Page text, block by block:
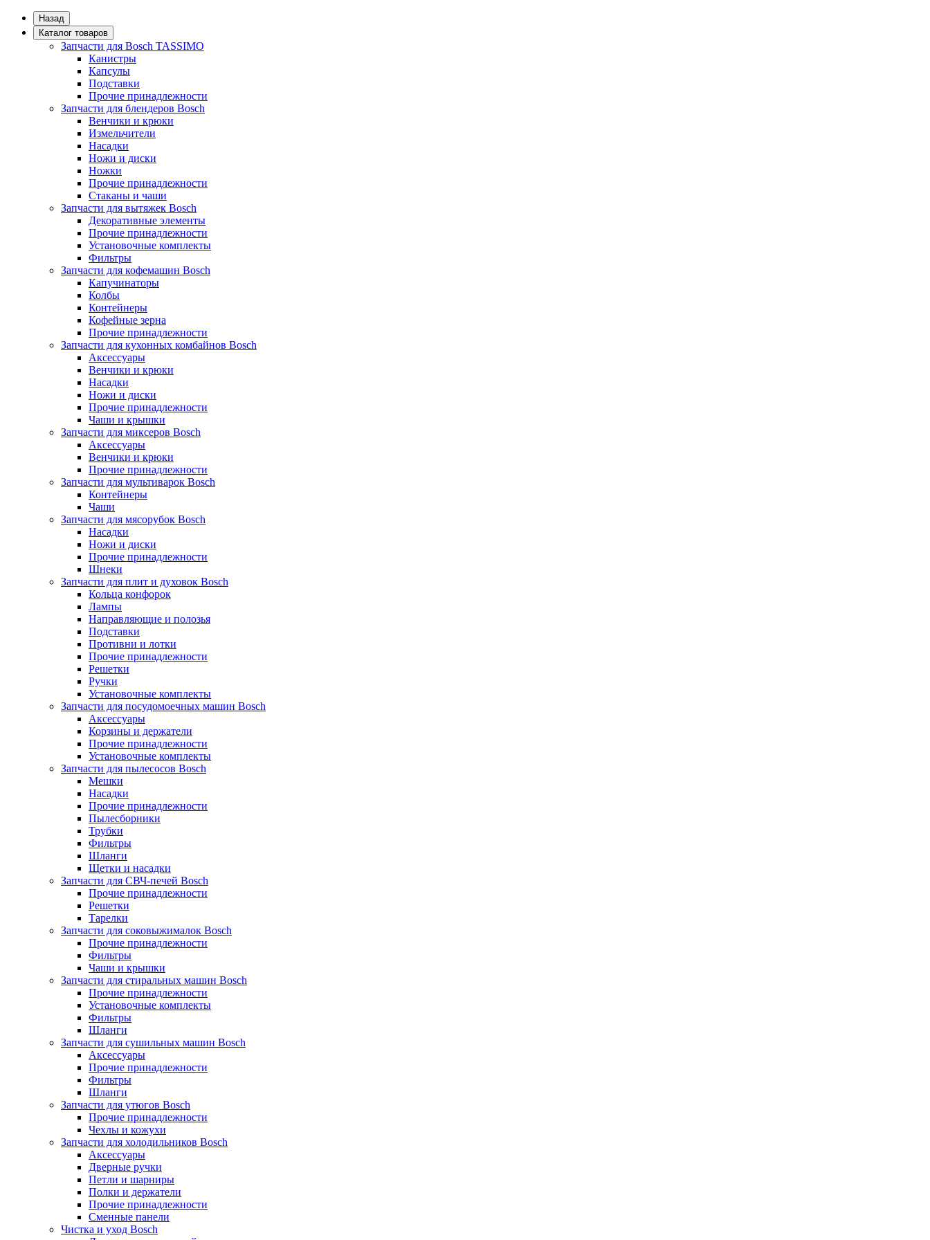
Назад
Каталог товаров
Запчасти для Bosch TASSIMO
Канистры
Капсулы
Подставки
Прочие принадлежности
Запчасти для блендеров Bosch
Венчики и крюки
Измельчители
Насадки
Ножи и диски
Ножки
Прочие принадлежности
Стаканы и чаши
Запчасти для вытяжек Bosch
Декоративные элементы
Прочие принадлежности
Установочные комплекты
Фильтры
Запчасти для кофемашин Bosch
Капучинаторы
Колбы
Контейнеры
Кофейные зерна
Прочие принадлежности
Запчасти для кухонных комбайнов Bosch
Аксессуары
Венчики и крюки
Насадки
Ножи и диски
Прочие принадлежности
Чаши и крышки
Запчасти для миксеров Bosch
Аксессуары
Венчики и крюки
Прочие принадлежности
Запчасти для мультиварок Bosch
Контейнеры
Чаши
Запчасти для мясорубок Bosch
Насадки
Ножи и диски
Прочие принадлежности
Шнеки
Запчасти для плит и духовок Bosch
Кольца конфорок
Лампы
Направляющие и полозья
Подставки
Противни и лотки
Прочие принадлежности
Решетки
Ручки
Установочные комплекты
Запчасти для посудомоечных машин Bosch
Аксессуары
Корзины и держатели
Прочие принадлежности
Установочные комплекты
Запчасти для пылесосов Bosch
Мешки
Насадки
Прочие принадлежности
Пылесборники
Трубки
Фильтры
Шланги
Щетки и насадки
Запчасти для СВЧ-печей Bosch
Прочие принадлежности
Решетки
Тарелки
Запчасти для соковыжималок Bosch
Прочие принадлежности
Фильтры
Чаши и крышки
Запчасти для стиральных машин Bosch
Прочие принадлежности
Установочные комплекты
Фильтры
Шланги
Запчасти для сушильных машин Bosch
Аксессуары
Прочие принадлежности
Фильтры
Шланги
Запчасти для утюгов Bosch
Прочие принадлежности
Чехлы и кожухи
Запчасти для холодильников Bosch
Аксессуары
Дверные ручки
Петли и шарниры
Полки и держатели
Прочие принадлежности
Сменные панели
Чистка и уход Bosch